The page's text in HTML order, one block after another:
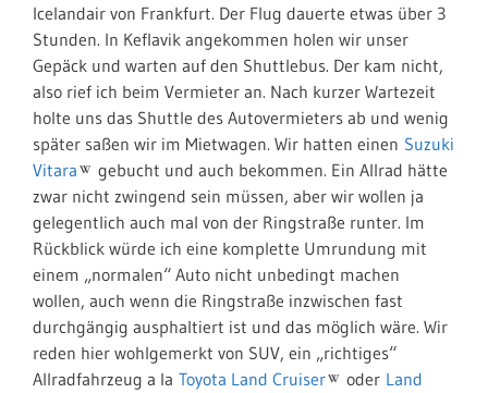
Icelandair von Frankfurt. Der Flug dauerte etwas über 3
Stunden. In Keflavik angekommen holen wir unser
Gepäck und warten auf den Shuttlebus. Der kam nicht,
also rief ich beim Vermieter an. Nach kurzer Wartezeit
holte uns das Shuttle des Autovermieters ab und wenig
später saßen wir im Mietwagen. Wir hatten einen Suzuki
Vitara
gebucht und auch bekommen. Ein Allrad hätte
zwar nicht zwingend sein müssen, aber wir wollen ja
gelegentlich auch mal von der Ringstraße runter. Im
Rückblick würde ich eine komplette Umrundung mit
einem „normalen“ Auto nicht unbedingt machen
wollen, auch wenn die Ringstraße inzwischen fast
durchgängig ausphaltiert ist und das möglich wäre. Wir
reden hier wohlgemerkt von SUV, ein „richtiges“
Allradfahrzeug a la Toyota Land Cruiser oder Land